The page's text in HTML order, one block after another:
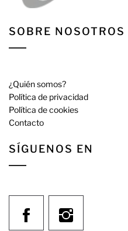
SOBRE NOSOTROS
¿Quién somos?
Política de privacidad
Política de cookies
Contacto
SÍGUENOS EN